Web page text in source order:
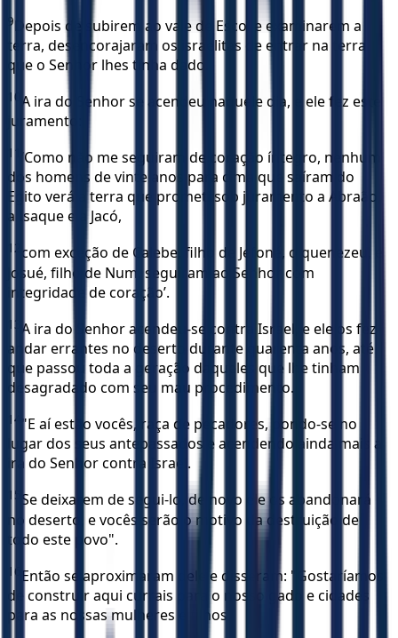
9
Depois de subirem ao vale de Escol e examinarem a
terra, desencorajaram os israelitas de entrar na terra
que o Senhor lhes tinha dado.
10 A ira do Senhor se acendeu naquele dia, e ele fez este
juramento:
11
‘Como não me seguiram de coração íntegro, nenhum
dos homens de vinte anos para cima que saíram do
Egito verá a terra que prometi sob juramento a Abraão,
a Isaque e a Jacó,
12 com exceção de Calebe, filho de Jefoné, o quenezeu, e
Josué, filho de Num, seguiram ao Senhor com
integridade de coração’.
13 A ira do Senhor acendeu-se contra Israel, e ele os fez
andar errantes no deserto durante quarenta anos, até
que passou toda a geração daqueles que lhe tinham
desagradado com seu mau procedimento.
14 "E aí estão vocês, raça de pecadores, pondo-se no
lugar dos seus antepassados e acendendo ainda mais a
ira do Senhor contra Israel.
15 Se deixarem de segui-lo, de novo ele os abandonará
no deserto, e vocês serão o motivo da destruição de
todo este povo".
16 Então se aproximaram dele e disseram: "Gostaríamos
de construir aqui currais para o nosso gado e cidades
para as nossas mulheres e filhos.